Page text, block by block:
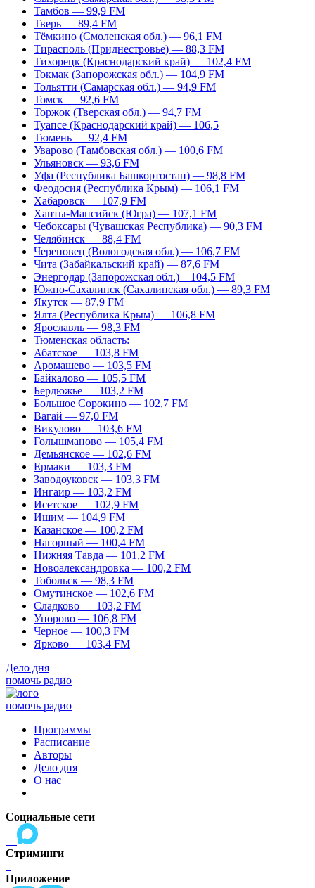
Тамбов — 99,9 FM
Тверь — 89,4 FM
Тёмкино (Смоленская обл.) — 96,1 FM
Тирасполь (Приднестровье) — 88,3 FM
Тихорецк (Краснодарский край) — 102,4 FM
Токмак (Запорожская обл.) — 104,9 FM
Тольятти (Самарская обл.) — 94,9 FM
Томск — 92,6 FM
Торжок (Тверская обл.) — 94,7 FM
Туапсе (Краснодарский край) — 106,5
Тюмень — 92,4 FM
Уварово (Тамбовская обл.) — 100,6 FM
Ульяновск — 93,6 FM
Уфа (Республика Башкортостан) — 98,8 FM
Феодосия (Республика Крым) — 106,1 FM
Хабаровск — 107,9 FM
Ханты-Мансийск (Югра) — 107,1 FM
Чебоксары (Чувашская Республика) — 90,3 FM
Челябинск — 88,4 FM
Череповец (Вологодская обл.) — 106,7 FM
Чита (Забайкальский край) — 87,6 FM
Энергодар (Запорожская обл.) – 104,5 FM
Южно-Сахалинск (Сахалинская обл.) — 89,3 FM
Якутск — 87,9 FM
Ялта (Республика Крым) — 106,8 FM
Ярославль — 98,3 FM
Тюменская область:
Абатское — 103,8 FM
Аромашево — 103,5 FM
Байкалово — 105,5 FM
Бердюжье — 103,2 FM
Большое Сорокино — 102,7 FM
Вагай — 97,0 FM
Викулово — 103,6 FM
Голышманово — 105,4 FM
Демьянское — 102,6 FM
Ермаки — 103,3 FM
Заводоуковск — 103,3 FM
Ингаир — 103,2 FM
Исетское — 102,9 FM
Ишим — 104,9 FM
Казанское — 100,2 FM
Нагорный — 100,4 FM
Нижняя Тавда — 101,2 FM
Новоалександровка — 100,2 FM
Тобольск — 98,3 FM
Омутинское — 102,6 FM
Сладково — 103,2 FM
Упорово — 106,8 FM
Черное — 100,3 FM
Ярково — 103,4 FM
Дело дня
помочь радио
помочь радио
Программы
Расписание
Авторы
Дело дня
О нас
Социальные сети
Стриминги
Приложение